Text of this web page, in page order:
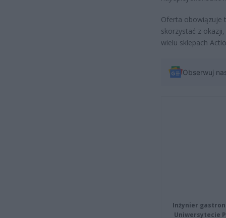
Oferta obowiązuje
skorzystać z
wielu sklepach
Obserwuj
Inżynier
Uniwersytecie